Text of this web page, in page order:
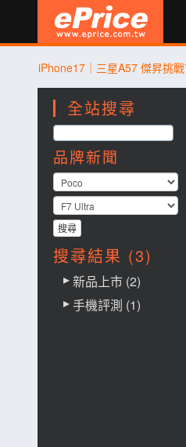
評測 討論 產
iPhone17｜三星A57 傑昇挑
全站搜尋
品牌新聞
搜尋結果 (3)
新品上市 (2)
手機評測 (1)